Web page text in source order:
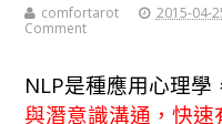
comfortarot 2015-04-
Comment
NLP是種應用心理學
與潛意識溝通，快